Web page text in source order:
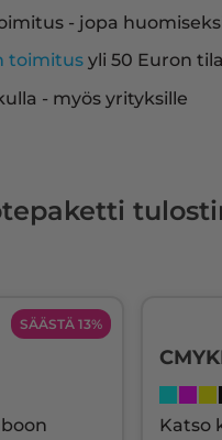
- jopa
toimitusyli 50 Euron
- myös yrityksille
SÄÄSTÄ 13%
Katso